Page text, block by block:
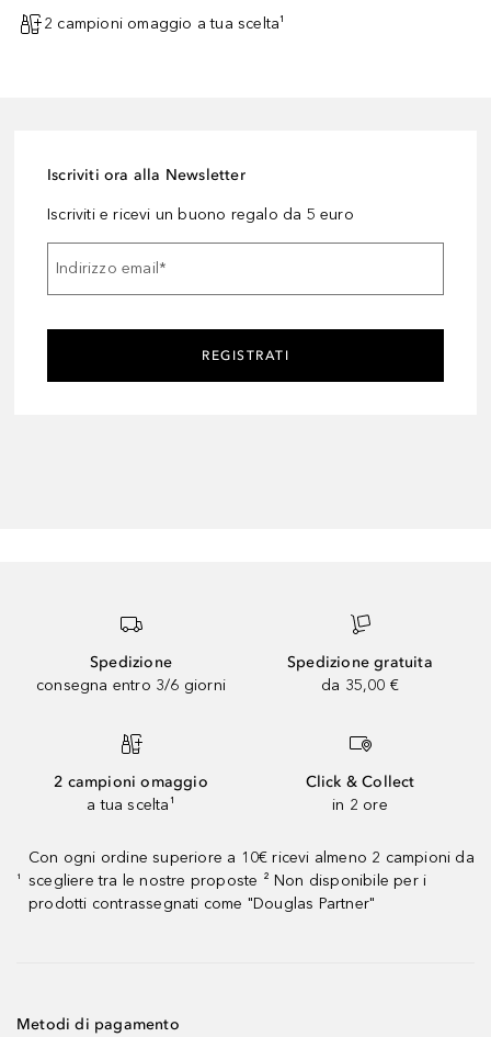
2 campioni omaggio a tua scelta¹
Iscriviti ora alla Newsletter
Iscriviti e ricevi un buono regalo da 5 euro
Indirizzo email*
REGISTRATI
Spedizione
consegna entro 3/6 giorni
Spedizione gratuita
da 35,00 €
2 campioni omaggio
a tua scelta¹
Click & Collect
in 2 ore
¹
Con ogni ordine superiore a 10€ ricevi almeno 2 campioni da
scegliere tra le nostre proposte ² Non disponibile per i
prodotti contrassegnati come "Douglas Partner"
Metodi di pagamento